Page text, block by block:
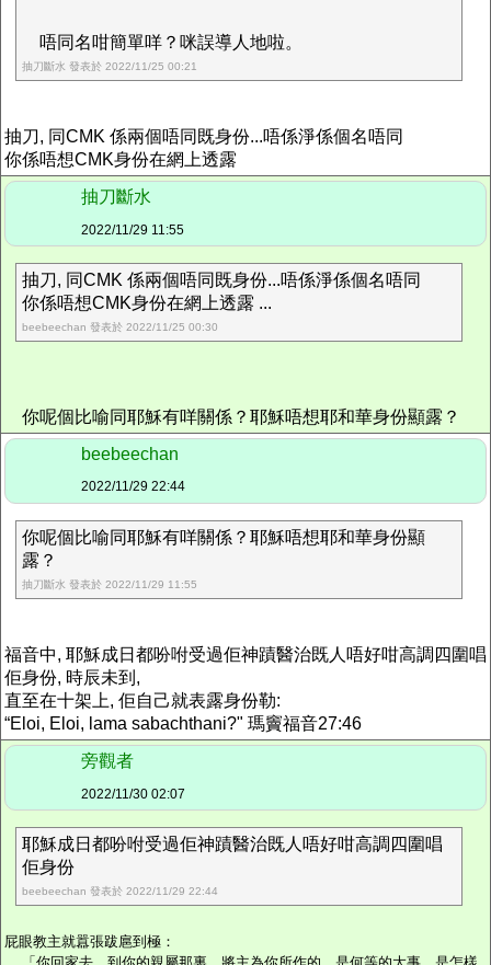
唔同名咁簡單咩？咪誤導人地啦。
抽刀斷水 發表於 2022/11/25 00:21
抽刀, 同CMK 係兩個唔同既身份...唔係淨係個名唔同
你係唔想CMK身份在網上透露
抽刀斷水
2022/11/29 11:55
抽刀, 同CMK 係兩個唔同既身份...唔係淨係個名唔同
你係唔想CMK身份在網上透露 ...
beebeechan 發表於 2022/11/25 00:30
你呢個比喻同耶穌有咩關係？耶穌唔想耶和華身份顯露？
beebeechan
2022/11/29 22:44
你呢個比喻同耶穌有咩關係？耶穌唔想耶和華身份顯
露？
抽刀斷水 發表於 2022/11/29 11:55
福音中, 耶穌成日都吩咐受過佢神蹟醫治既人唔好咁高調四圍唱
佢身份, 時辰未到,
直至在十架上, 佢自己就表露身份勒:
“Eloi, Eloi, lama sabachthani?" 瑪竇福音27:46
旁觀者
2022/11/30 02:07
耶穌成日都吩咐受過佢神蹟醫治既人唔好咁高調四圍唱
佢身份
beebeechan 發表於 2022/11/29 22:44
屁眼教主就囂張跋扈到極：